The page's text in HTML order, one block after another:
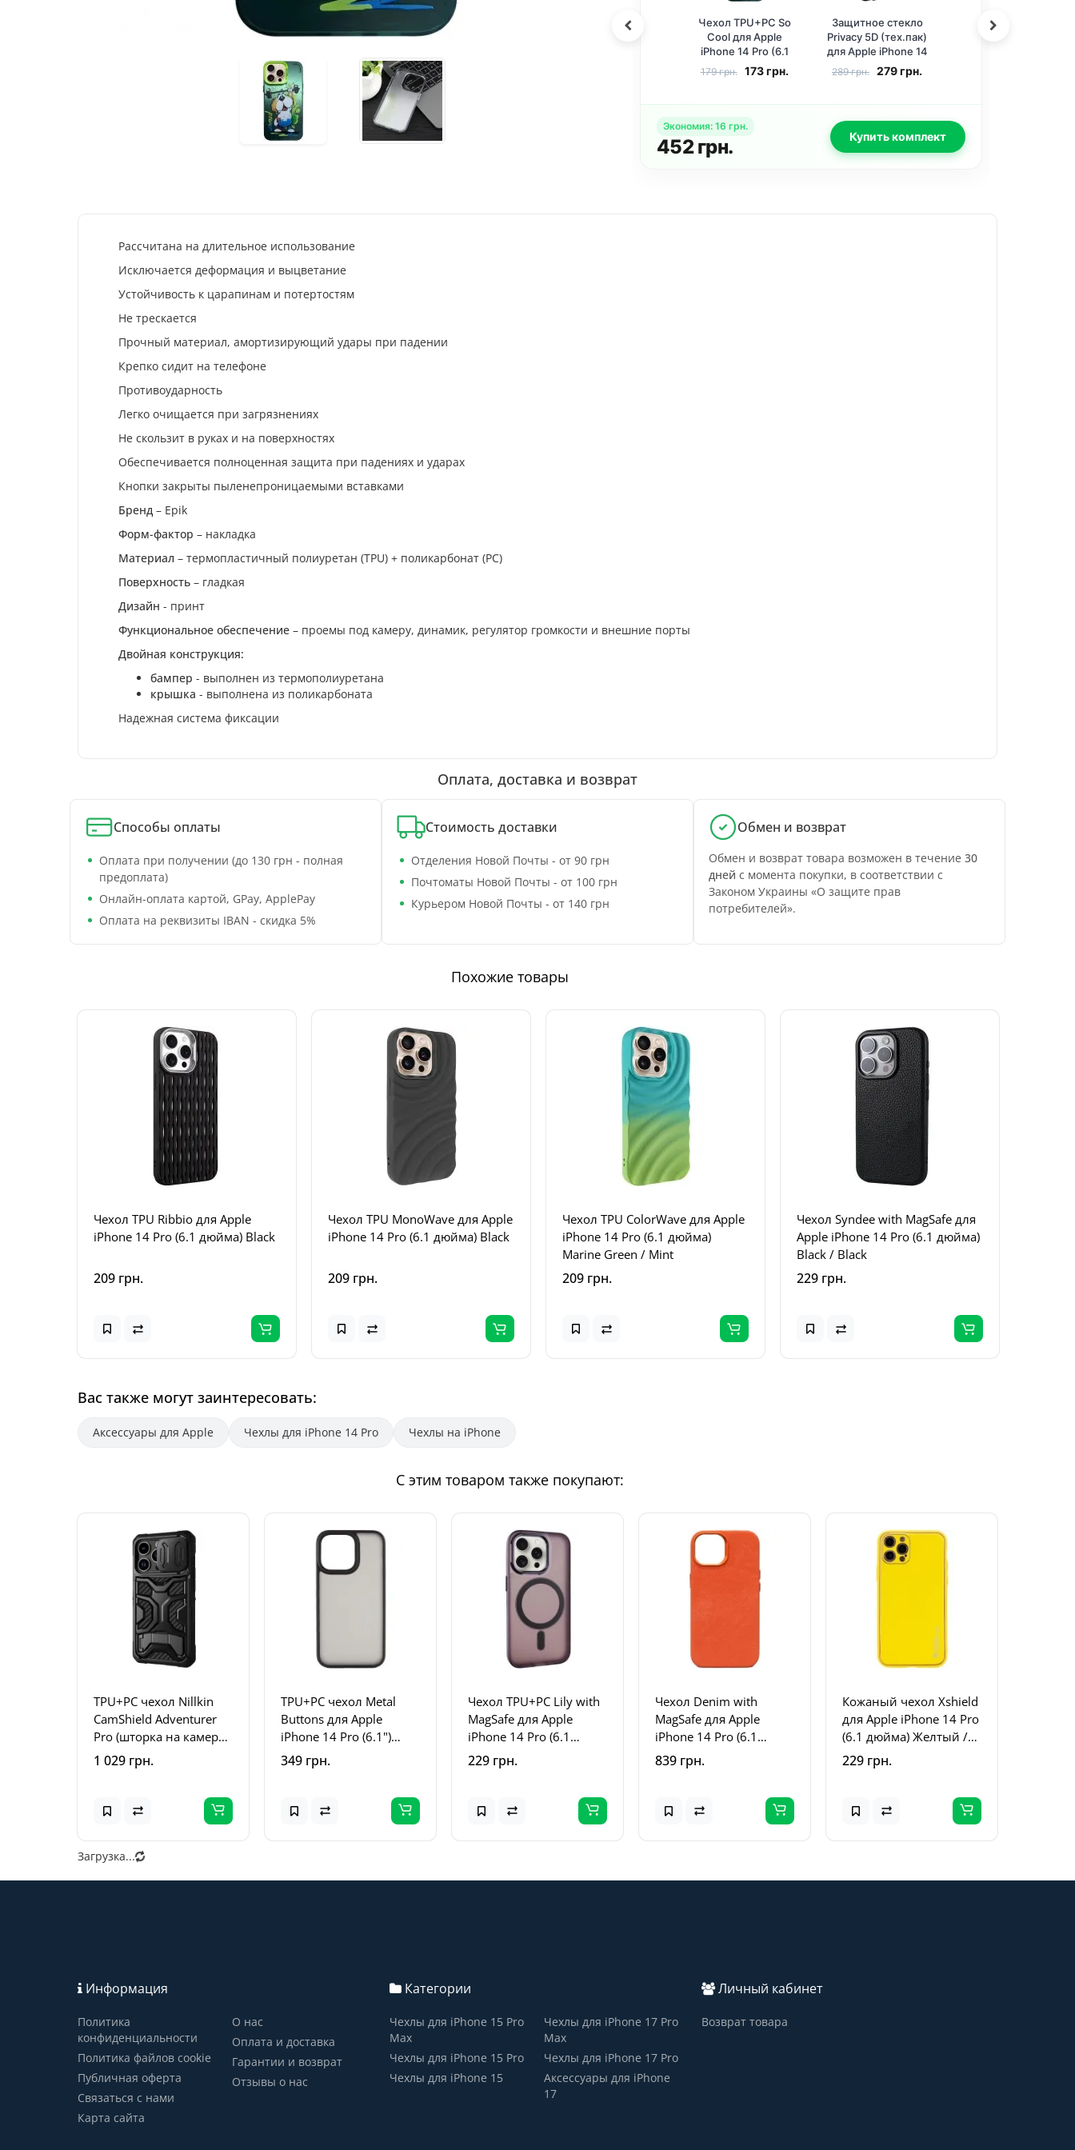
Чехол TPU+PC So
Cool для Apple
дюйма) Power
179 грн. 173грн.
Экономия:16 грн.
452грн.
Чехол TPU+PC So
Cool для Apple
iPhone 14 Pro (6.1
дюйма) Power
179 грн. 173
Защитное стекло
Nillkin (H) для Apple
iPhone 14 Pro (6.1
дюйма)
Прозрачный
399 грн. 389
Экономия:16
562грн. Купить комплект
Рассчитана на длительное использование
Исключается деформация и выцветание
Устойчивость к царапинам и потертостям
Не трескается
Прочный материал, амортизирующий удары при падении
Крепко сидит на телефоне
Противоударность
Легко очищается при загрязнениях
Не скользит в руках и на поверхностях
Обеспечивается полноценная защита при падениях и ударах
Кнопки закрыты пыленепроницаемыми вставками
Бренд – Epik
Форм-фактор – накладка
Материал – термопластичный полиуретан (TPU) + поликарбонат (PC)
Поверхность – гладкая
Дизайн - принт
Функциональное обеспечение – проемы под камеру, динамик, регулятор громкости и внешние порты
Двойная конструкция:
бампер - выполнен из термополиуретана
крышка - выполнена из поликарбоната
Надежная система фиксации
Оплата, доставка и возврат
Способы оплаты
Оплата при получении (до 130 грн - полная
предоплата)
Онлайн-оплата картой, GPay, ApplePay
Оплата на реквизиты IBAN - скидка 5%
Стоимость доставки
Отделения Новой Почты - от 90 грн
Почтоматы Новой Почты - от 100 грн
Курьером Новой Почты - от 140 грн
Обмен и возврат
Обмен и возврат товара возможен в течение 30
дней с момента покупки, в соответствии с
Законом Украины «О защите прав
потребителей».
Похожие товары
Чехол TPU Ribbio для Apple
iPhone 14 Pro (6.1 дюйма) Black
209 грн.
Чехол TPU MonoWave для Apple
iPhone 14 Pro (6.1 дюйма) Black
209 грн.
Чехол TPU ColorWave для Apple
iPhone 14 Pro (6.1 дюйма)
Marine Green / Mint
209 грн.
Чехол Syndee with MagSafe для
Apple iPhone 14 Pro (6.1 дюйма)
Black / Black
229 грн.
Вас также могут заинтересовать:
Аксессуары для Apple Чехлы для iPhone 14 Pro Чехлы на iPhone
С этим товаром также покупают:
TPU+PC чехол Nillkin
CamShield Adventurer
Pro (шторка на камеру)
для Apple iPhone 14 Pro
(6.1 дюйма) Armor Black
1 029 грн.
TPU+PC чехол Metal
Buttons для Apple
iPhone 14 Pro (6.1")
Черный / Black
349 грн.
Чехол TPU+PC Lily with
MagSafe для Apple
iPhone 14 Pro (6.1
дюйма) Dark Purple
229 грн.
Чехол Denim with
MagSafe для Apple
iPhone 14 Pro (6.1
дюйма) Orange
839 грн.
Кожаный чехол Xshield
для Apple iPhone 14 Pro
(6.1 дюйма) Желтый /
Yellow
229 грн.
Загрузка...
Информация
Политика
конфиденциальности
Политика файлов cookie
Публичная оферта
Связаться с нами
Карта сайта
О нас
Оплата и доставка
Гарантии и возврат
Отзывы о нас
Категории
Чехлы для iPhone 15 Pro
Max
Чехлы для iPhone 15 Pro
Чехлы для iPhone 15
Чехлы для iPhone 17 Pro
Max
Чехлы для iPhone 17 Pro
Аксессуары для iPhone
17
Личный кабинет
Возврат товара